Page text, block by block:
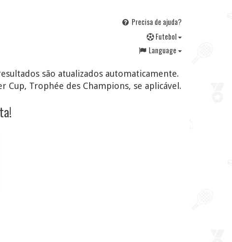
Precisa de ajuda?
Futebol
Language
são atualizados automaticamente.
Cup, Trophée des Champions, se aplicável.